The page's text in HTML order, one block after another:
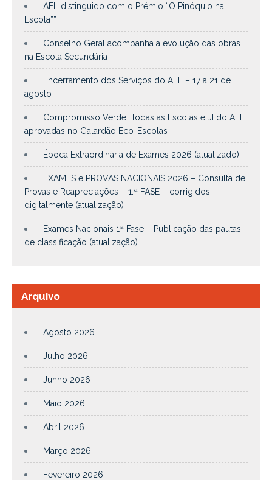
AEL distinguido com o Prémio “O Pinóquio na
Escola””
Conselho Geral acompanha a evolução das obras
na Escola Secundária
Encerramento dos Serviços do AEL – 17 a 21 de
agosto
Compromisso Verde: Todas as Escolas e JI do AEL
aprovadas no Galardão Eco-Escolas
Época Extraordinária de Exames 2026 (atualizado)
EXAMES e PROVAS NACIONAIS 2026 – Consulta de
Provas e Reapreciações – 1.ª FASE – corrigidos
digitalmente (atualização)
Exames Nacionais 1ª Fase – Publicação das pautas
de classificação (atualização)
Arquivo
Agosto 2026
Julho 2026
Junho 2026
Maio 2026
Abril 2026
Março 2026
Fevereiro 2026